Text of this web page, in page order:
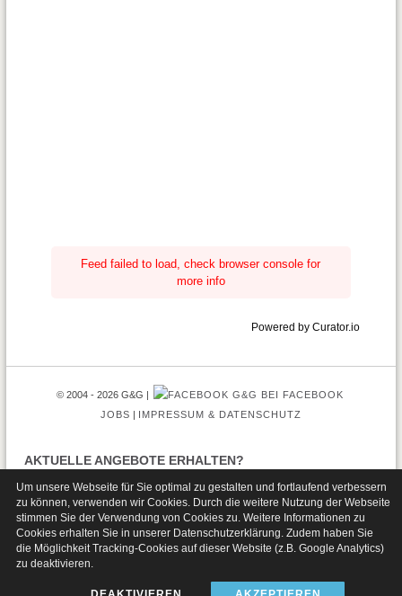
Feed failed to load, check browser console for
more info
Powered by Curator.io
© 2004 - 2026 G&G
G&G BEI FACEBOOK
JOBS
IMPRESSUM & DATENSCHUTZ
AKTUELLE ANGEBOTE ERHALTEN?
Um unsere Webseite für Sie optimal zu gestalten und fortlaufend verbessern
zu können, verwenden wir Cookies. Durch die weitere Nutzung der Webseite
stimmen Sie der Verwendung von Cookies zu. Weitere Informationen zu
Cookies erhalten Sie in unserer Datenschutzerklärung . Zudem haben Sie
die Möglichkeit Tracking-Cookies auf dieser Website (z.B. Google Analytics)
zu deaktivieren.